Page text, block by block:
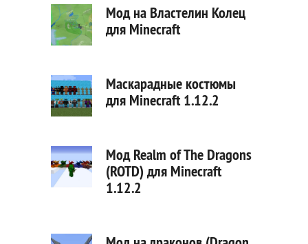
Мод на Властелин Колец
для Minecraft
Маскарадные костюмы
для Minecraft 1.12.2
Мод Realm of The Dragons
(ROTD) для Minecraft
1.12.2